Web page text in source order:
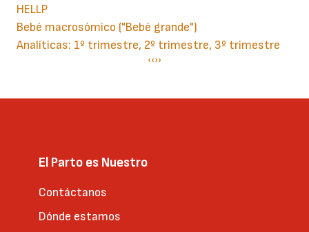
HELLP
Bebé macrosómico ("Bebé grande")
Analíticas: 1º trimestre, 2º trimestre, 3º trimestre
Página
‹‹Siguiente
››
El Parto es Nuestro
Contáctanos
Dónde estamos